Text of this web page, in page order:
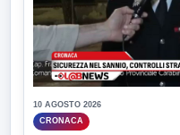
10 AGOSTO 2026
CRONACA